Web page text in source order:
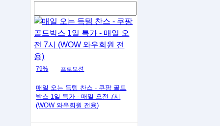
79% 프로모션
매일 오는 득템 찬스 - 쿠팡 골드
박스 1일 특가 - 매일 오전 7시
(WOW 와우회원 전용)